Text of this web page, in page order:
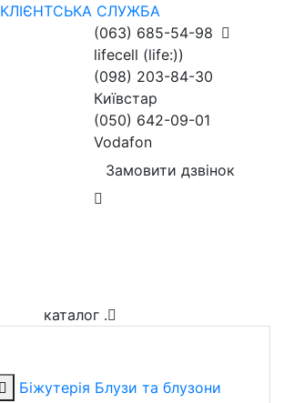
КЛІЄНТСЬКА СЛУЖБА
(063) 685-54-98
lifecell (life:))
(098) 203-84-30
Київстар
(050) 642-09-01
Vodafon
Замовити дзвінок
каталог .
Біжутерія Блузи та блузони